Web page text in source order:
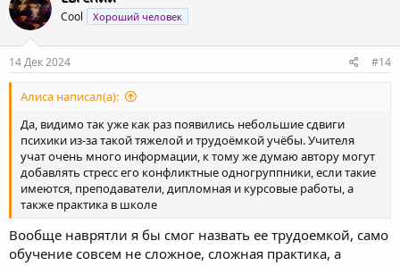
ц
и
и
:
Cool Хороший человек
14 Дек 2024 #14
Алиса написал(а):
Да, видимо так уже как раз появились небольшие сдвиги
психики из-за такой тяжелой и трудоёмкой учёбы. Учителя
учат очень много информации, к тому же думаю автору могут
добавлять стресс его конфликтные одногруппники, если такие
имеются, преподаватели, дипломная и курсовые работы, а
также практика в школе
Вообще наврятли я бы смог назвать ее трудоемкой, само
обучение совсем не сложное, сложная практика, а